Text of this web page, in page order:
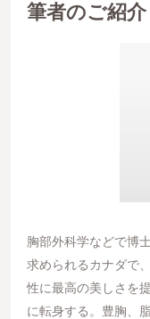
筆者のご紹介
胸部外科学などで博
求められるカナダで
性に最高の美しさを
に転身する。豊胸、